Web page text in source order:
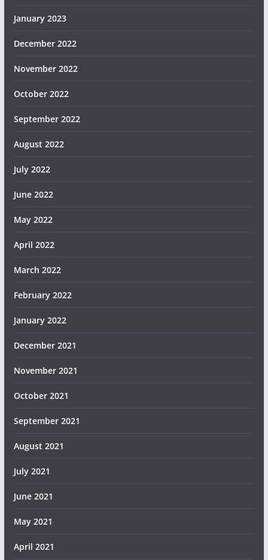
January 2023
December 2022
November 2022
October 2022
September 2022
August 2022
July 2022
June 2022
May 2022
April 2022
March 2022
February 2022
January 2022
December 2021
November 2021
October 2021
September 2021
August 2021
July 2021
June 2021
May 2021
April 2021